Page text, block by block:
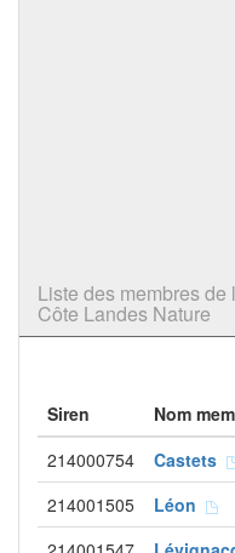
Liste des membres
Côte Landes Nature
Siren Nom
214000754
Castets
214001505 Léon